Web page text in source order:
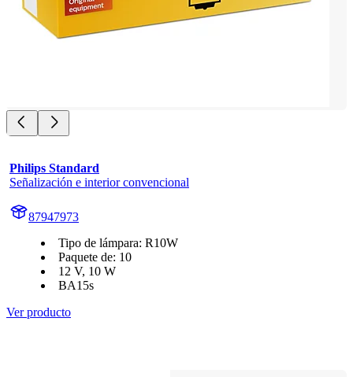
Philips Standard
Señalización e interior convencional
87947973
Tipo de lámpara: R10W
Paquete de: 10
12 V, 10 W
BA15s
Ver producto